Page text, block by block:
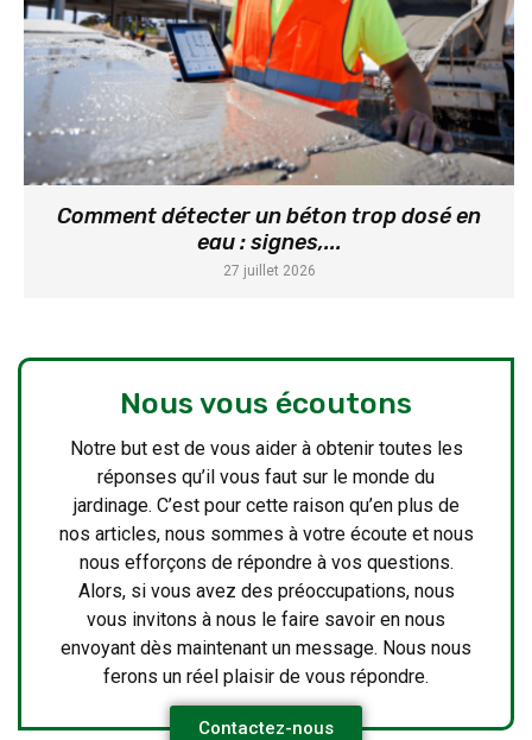
Comment détecter un béton trop dosé en
eau : signes,...
27 juillet 2026
Nous vous écoutons
Notre but est de vous aider à obtenir toutes les
réponses qu’il vous faut sur le monde du
jardinage. C’est pour cette raison qu’en plus de
nos articles, nous sommes à votre écoute et nous
nous efforçons de répondre à vos questions.
Alors, si vous avez des préoccupations, nous
vous invitons à nous le faire savoir en nous
envoyant dès maintenant un message. Nous nous
ferons un réel plaisir de vous répondre.
Contactez-nous